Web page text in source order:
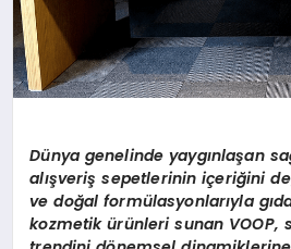
Dünya genelinde yaygınlaşan
alışveriş sepetlerinin içeriğini
ve doğal formülasyonlarıyla
kozmetik ürünleri sunan VOOP,